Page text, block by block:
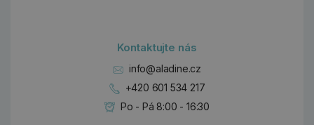
Kontaktujte nás
info@aladine.cz
+420 601 534 217
Po - Pá 8:00 - 16:30